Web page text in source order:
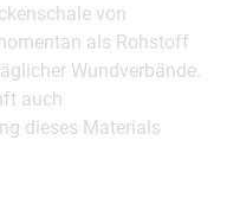
von
als Rohstoff
Wundverbände.
auch
dieses Materials